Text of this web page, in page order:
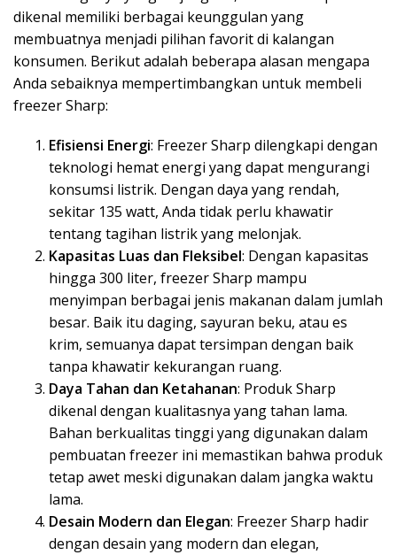
dikenal memiliki berbagai keunggulan yang
membuatnya menjadi pilihan favorit di kalangan
konsumen. Berikut adalah beberapa alasan mengapa
Anda sebaiknya mempertimbangkan untuk membeli
freezer Sharp:
Efisiensi Energi: Freezer Sharp dilengkapi dengan
teknologi hemat energi yang dapat mengurangi
konsumsi listrik. Dengan daya yang rendah,
sekitar 135 watt, Anda tidak perlu khawatir
tentang tagihan listrik yang melonjak.
Kapasitas Luas dan Fleksibel: Dengan kapasitas
hingga 300 liter, freezer Sharp mampu
menyimpan berbagai jenis makanan dalam jumlah
besar. Baik itu daging, sayuran beku, atau es
krim, semuanya dapat tersimpan dengan baik
tanpa khawatir kekurangan ruang.
Daya Tahan dan Ketahanan: Produk Sharp
dikenal dengan kualitasnya yang tahan lama.
Bahan berkualitas tinggi yang digunakan dalam
pembuatan freezer ini memastikan bahwa produk
tetap awet meski digunakan dalam jangka waktu
lama.
Desain Modern dan Elegan: Freezer Sharp hadir
dengan desain yang modern dan elegan,